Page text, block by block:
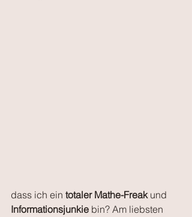
dass ich ein totaler Mathe-Freak und
Informationsjunkie bin? Am liebsten